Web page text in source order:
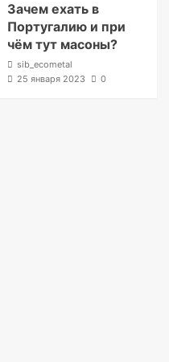
Зачем ехать в
Португалию и при
чём тут масоны?
sib_ecometal
25 января 2023
0